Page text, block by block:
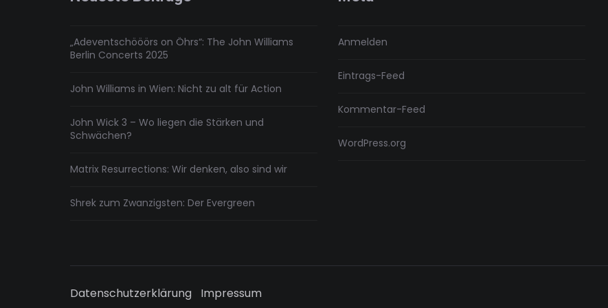
„Adeventschööörs on Öhrs“: The John Williams
Berlin Concerts 2025
John Williams in Wien: Nicht zu alt für Action
John Wick 3 – Wo liegen die Stärken und
Schwächen?
Matrix Resurrections: Wir denken, also sind wir
Shrek zum Zwanzigsten: Der Evergreen
Anmelden
Eintrags-Feed
Kommentar-Feed
WordPress.org
Datenschutzerklärung Impressum